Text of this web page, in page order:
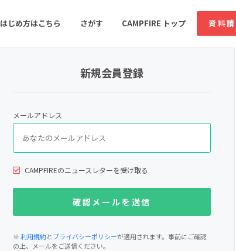
はじめ方はこちら さがす CAMPFIRE トップ 資料
ゲーム・サービス開発
書籍・雑誌出版 アニメ・漫画
ソーシャルグッド ビューティー・ヘル
新規会員登録
メールアドレス
CAMPFIREのニュースレターを受け取る
※利用規約とプライバシーポリシーが適用されます。事前にご確認
の上、メールをご送信ください。